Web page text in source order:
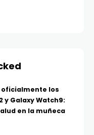
oficialmente los
y Galaxy Watch9:
en la muñeca